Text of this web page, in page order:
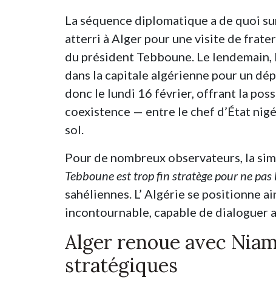
La séquence diplomatique a de quoi
atterri à Alger pour une visite de
du président Tebboune. Le
dans la capitale algérienne pour un
donc le lundi 16 février, offrant la
coexistence — entre le chef d’État
sol.
Pour de nombreux observateurs, la
Tebboune est trop fin stratège pour ne pas
sahéliennes. L’ Algérie se positionne
incontournable, capable de dialoguer
Alger renoue avec
stratégiques